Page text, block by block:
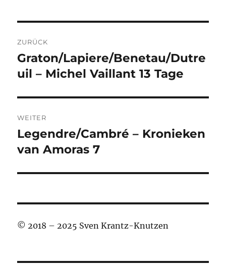
ZURÜCK
Vorheriger
Beitrag:
Graton/Lapiere/Benetau/Dutre
uil – Michel Vaillant 13 Tage
WEITER
Nächster
Beitrag:
Legendre/Cambré – Kronieken
van Amoras 7
© 2018 – 2025 Sven Krantz-Knutzen